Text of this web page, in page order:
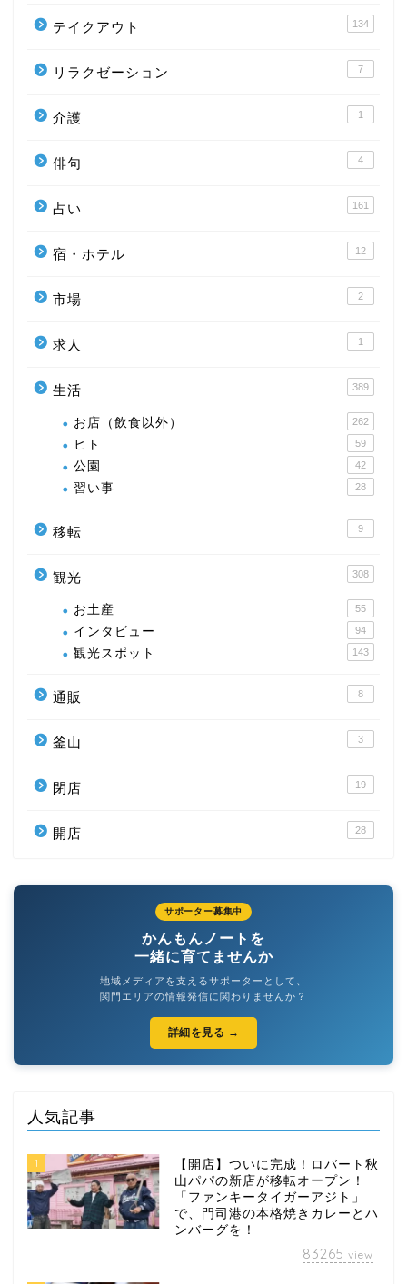
テイクアウト 134
リラクゼーション 7
介護 1
俳句 4
占い 161
宿・ホテル 12
市場 2
求人 1
生活 389
お店（飲食以外） 262
ヒト 59
公園 42
習い事 28
移転 9
観光 308
お土産 55
インタビュー 94
観光スポット 143
通販 8
釜山 3
閉店 19
開店 28
サポーター募集中
かんもんノートを
一緒に育てませんか
地域メディアを支えるサポーターとして、
関門エリアの情報発信に関わりませんか？
詳細を見る →
人気記事
1
【開店】ついに完成！ロバート秋
山パパの新店が移転オープン！
「ファンキータイガーアジト」
で、門司港の本格焼きカレーとハ
ンバーグを！
83265 view